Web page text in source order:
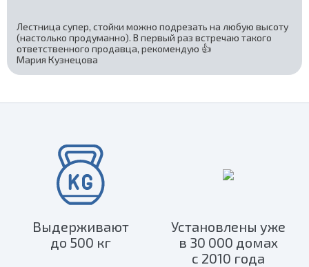
Лестница супер, стойки можно подрезать на любую высоту
(настолько продуманно). В первый раз встречаю такого
ответственного продавца, рекомендую 👍
Мария Кузнецова
Выдерживают
до 500 кг
Установлены уже
в 30 000 домах
с 2010 года